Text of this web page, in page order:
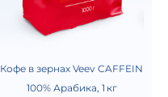
Кофе в зернах Veev CAFFEIN
100% Арабика, 1 кг